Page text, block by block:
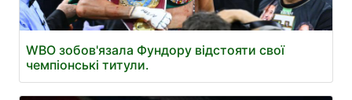
WBO зобов'язала Фундору відстояти свої
чемпіонські титули.